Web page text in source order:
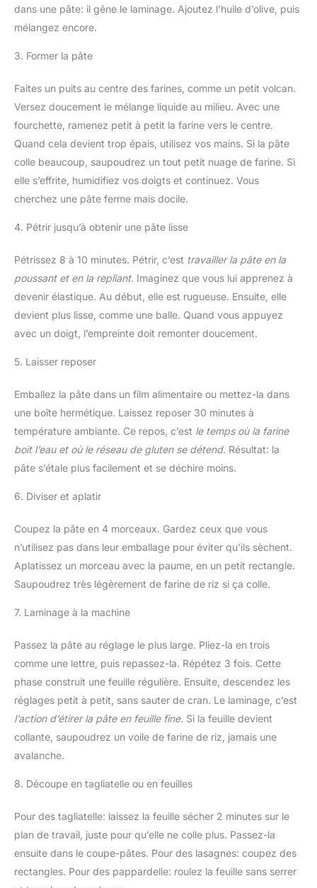
dans une pâte: il gêne le laminage. Ajoutez l’huile d’olive, puis
mélangez encore.
3. Former la pâte
Faites un puits au centre des farines, comme un petit volcan.
Versez doucement le mélange liquide au milieu. Avec une
fourchette, ramenez petit à petit la farine vers le centre.
Quand cela devient trop épais, utilisez vos mains. Si la pâte
colle beaucoup, saupoudrez un tout petit nuage de farine. Si
elle s’effrite, humidifiez vos doigts et continuez. Vous
cherchez une pâte ferme mais docile.
4. Pétrir jusqu’à obtenir une pâte lisse
Pétrissez 8 à 10 minutes. Pétrir, c’est travailler la pâte en la
poussant et en la repliant. Imaginez que vous lui apprenez à
devenir élastique. Au début, elle est rugueuse. Ensuite, elle
devient plus lisse, comme une balle. Quand vous appuyez
avec un doigt, l’empreinte doit remonter doucement.
5. Laisser reposer
Emballez la pâte dans un film alimentaire ou mettez-la dans
une boîte hermétique. Laissez reposer 30 minutes à
température ambiante. Ce repos, c’est le temps où la farine
boit l’eau et où le réseau de gluten se détend. Résultat: la
pâte s’étale plus facilement et se déchire moins.
6. Diviser et aplatir
Coupez la pâte en 4 morceaux. Gardez ceux que vous
n’utilisez pas dans leur emballage pour éviter qu’ils sèchent.
Aplatissez un morceau avec la paume, en un petit rectangle.
Saupoudrez très légèrement de farine de riz si ça colle.
7. Laminage à la machine
Passez la pâte au réglage le plus large. Pliez-la en trois
comme une lettre, puis repassez-la. Répétez 3 fois. Cette
phase construit une feuille régulière. Ensuite, descendez les
réglages petit à petit, sans sauter de cran. Le laminage, c’est
l’action d’étirer la pâte en feuille fine. Si la feuille devient
collante, saupoudrez un voile de farine de riz, jamais une
avalanche.
8. Découpe en tagliatelle ou en feuilles
Pour des tagliatelle: laissez la feuille sécher 2 minutes sur le
plan de travail, juste pour qu’elle ne colle plus. Passez-la
ensuite dans le coupe-pâtes. Pour des lasagnes: coupez des
rectangles. Pour des pappardelle: roulez la feuille sans serrer